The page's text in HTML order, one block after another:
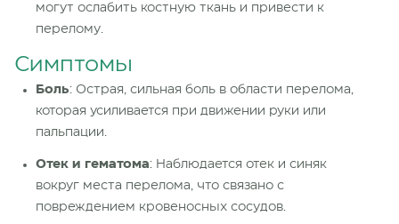
могут ослабить костную ткань и привести к
перелому.
Симптомы
Боль: Острая, сильная боль в области перелома,
которая усиливается при движении руки или
пальпации.
Отек и гематома: Наблюдается отек и синяк
вокруг места перелома, что связано с
повреждением кровеносных сосудов.